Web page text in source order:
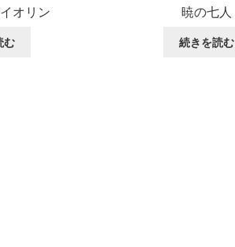
オリン
む
暁の七人
続きを読む